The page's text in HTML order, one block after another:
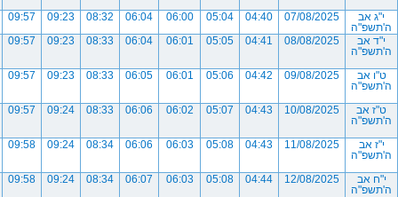
י"ג אב
ה'תשפ"ה
07/08/2025
04:40
05:04
06:00
06:04
08:32
09:23
09:57
י"ד אב
ה'תשפ"ה
08/08/2025
04:41
05:05
06:01
06:04
08:33
09:23
09:57
ט"ו אב
ה'תשפ"ה
09/08/2025
04:42
05:06
06:01
06:05
08:33
09:23
09:57
ט"ז אב
ה'תשפ"ה
10/08/2025
04:43
05:07
06:02
06:06
08:33
09:24
09:57
י"ז אב
ה'תשפ"ה
11/08/2025
04:43
05:08
06:03
06:06
08:34
09:24
09:58
י"ח אב
ה'תשפ"ה
12/08/2025
04:44
05:08
06:03
06:07
08:34
09:24
09:58